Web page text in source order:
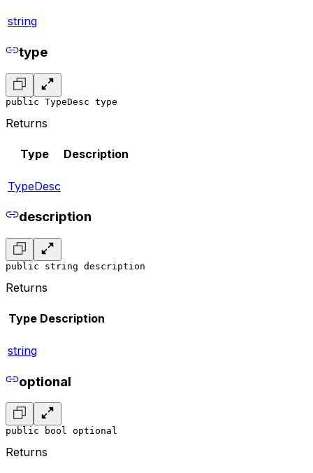
string
type
public TypeDesc type
Returns
Type Description
TypeDesc
description
public string description
Returns
Type Description
string
optional
public bool optional
Returns